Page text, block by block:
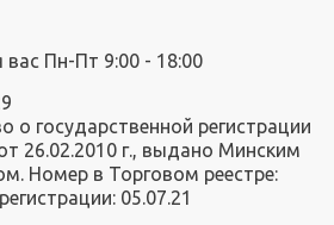
Пн-Пт 9:00 - 18:00
о государственной регистрации
26.02.2010 г., выдано Минским
Номер в Торговом реестре:
05.07.21